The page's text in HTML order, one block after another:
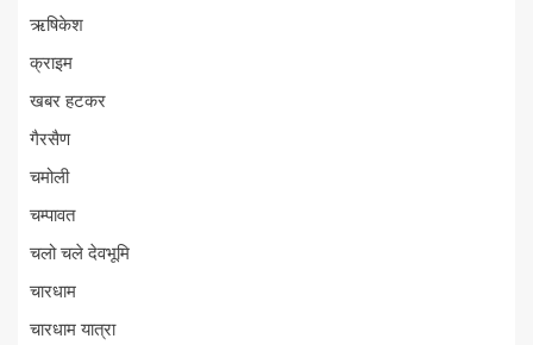
ऋषिकेश
क्राइम
खबर हटकर
गैरसैण
चमोली
चम्पावत
चलो चले देवभूमि
चारधाम
चारधाम यात्रा